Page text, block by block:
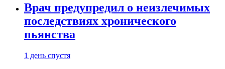
Врач предупредил о неизлечимых
последствиях хронического
пьянства
1 день спустя